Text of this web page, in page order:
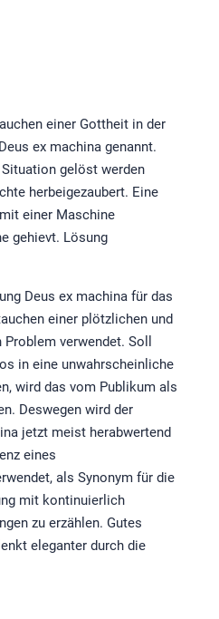
einer Gottheit in der
ex machina genannt.
gelöst werden
herbeigezaubert. Eine
einer Maschine
gehievt. Lösung
Deus ex machina für das
einer plötzlichen und
verwendet. Soll
in eine unwahrscheinliche
wird das vom Publikum als
Deswegen wird der
jetzt meist herabwertend
eines
als Synonym für die
mit kontinuierlich
zu erzählen. Gutes
eleganter durch die